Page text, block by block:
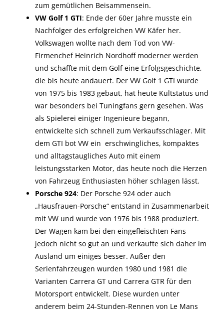
zum gemütlichen Beisammensein.
VW Golf 1 GTI: Ende der 60er Jahre musste ein
Nachfolger des erfolgreichen VW Käfer her.
Volkswagen wollte nach dem Tod von VW-
Firmenchef Heinrich Nordhoff moderner werden
und schaffte mit dem Golf eine Erfolgsgeschichte,
die bis heute andauert. Der VW Golf 1 GTI wurde
von 1975 bis 1983 gebaut, hat heute Kultstatus und
war besonders bei Tuningfans gern gesehen. Was
als Spielerei einiger Ingenieure begann,
entwickelte sich schnell zum Verkaufsschlager. Mit
dem GTI bot VW ein erschwingliches, kompaktes
und alltagstaugliches Auto mit einem
leistungsstarken Motor, das heute noch die Herzen
von Fahrzeug Enthusiasten höher schlagen lässt.
Porsche 924: Der Porsche 924 oder auch
„Hausfrauen-Porsche“ entstand in Zusammenarbeit
mit VW und wurde von 1976 bis 1988 produziert.
Der Wagen kam bei den eingefleischten Fans
jedoch nicht so gut an und verkaufte sich daher im
Ausland um einiges besser. Außer den
Serienfahrzeugen wurden 1980 und 1981 die
Varianten Carrera GT und Carrera GTR für den
Motorsport entwickelt. Diese wurden unter
anderem beim 24-Stunden-Rennen von Le Mans